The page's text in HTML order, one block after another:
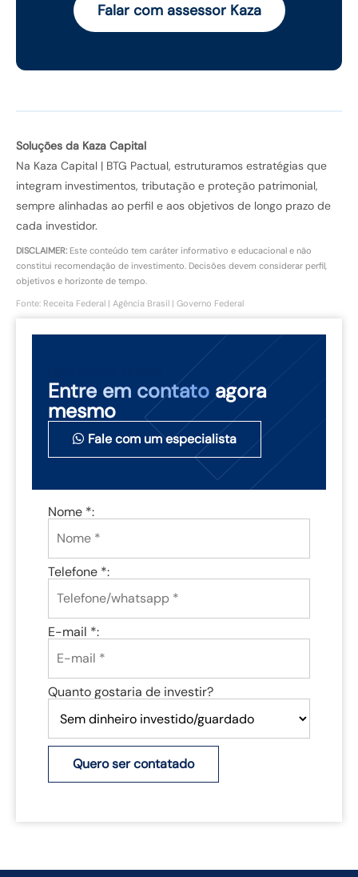
Falar com assessor Kaza
Soluções da Kaza Capital
Na Kaza Capital | BTG Pactual, estruturamos estratégias que
integram investimentos, tributação e proteção patrimonial,
sempre alinhadas ao perfil e aos objetivos de longo prazo de
cada investidor.
DISCLAIMER: Este conteúdo tem caráter informativo e educacional e não
constitui recomendação de investimento. Decisões devem considerar perfil,
objetivos e horizonte de tempo.
Fonte: Receita Federal | Agência Brasil | Governo Federal
Entre em contato agora
mesmo
Fale com um especialista
Nome *:
Telefone *:
E-mail *:
Quanto gostaria de investir?
Quero ser contatado